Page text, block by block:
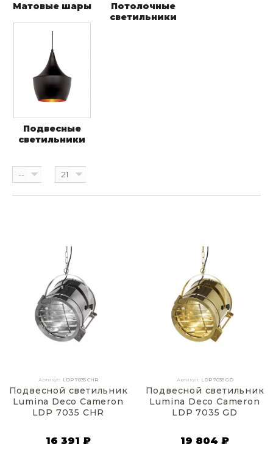
Матовые шары
Потолочные
светильники
Подвесные
светильники
-- 21
Артикул: LDP 7035 CHR
Подвесной светильник
Lumina Deco Cameron
LDP 7035 CHR
16 391 ₽
Артикул: LDP 7035 GD
Подвесной светильник
Lumina Deco Cameron
LDP 7035 GD
19 804 ₽